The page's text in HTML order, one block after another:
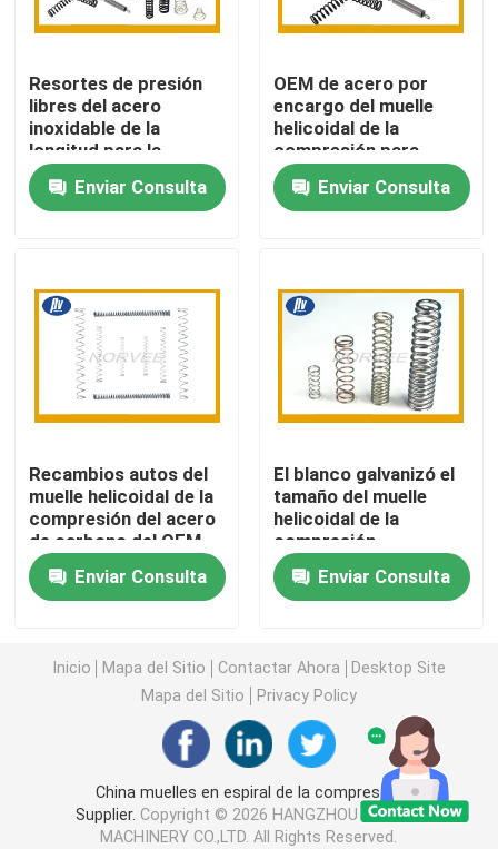
Pida una cita
Primavera espiral de acero
Primavera espiral de la torsión
Muelle en espiral espiral
Puntales del resorte de gas
puntales del gas del acero inoxidable
Muelle helicoidal de la compresión
Muelle de torsión helicoidal
Resorte de gas automotriz
Resortes de presión
libres del acero
inoxidable de la
longitud para la
maquinaria industrial
Enviar Consulta
OEM de acero por
encargo del muelle
helicoidal de la
compresión para
dirigir la maquinaria
Enviar Consulta
Recambios autos del
muelle helicoidal de la
compresión del acero
de carbono del OEM
para el automóvil
Enviar Consulta
El blanco galvanizó el
tamaño del muelle
helicoidal de la
compresión
modificado para
requisitos
particulares con
Enviar Consulta
Inicio Mapa del Sitio Contactar Ahora
Desktop Site
Mapa del Sitio
Privacy Policy
China muelles en espiral de la compresión
Supplier. Copyright © 2026 HANGZHOU NORVEE
MACHINERY CO.,LTD. All Rights Reserved.